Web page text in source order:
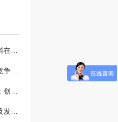
西安复合板：环保材料在建筑业的崭露头角
西安复合板制造商的竞争优势和挑战
西安复合板行业研究：创新技术与应用前景
西安复合板市场分析及发展趋势